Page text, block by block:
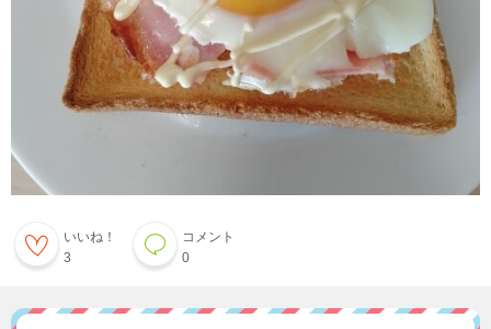
いいね！
3
コメント
0